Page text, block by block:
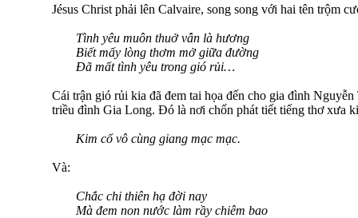
Jésus Christ phải lên Calvaire, song song với hai tên trộm
Tình yêu muôn thuở vẫn là hương
Biết mấy lòng thơm mở giữa đường
Đã mất tình yêu trong gió rủi…
Cái trận gió rủi kia đã đem tai họa đến cho gia đình
triều đình Gia Long. Đó là nơi chốn phát tiết tiếng thơ xưa
Kim cổ vô cùng giang mạc mạc.
Và:
Chắc chi thiên hạ đời nay
Mà đem non nước làm rầy chiêm bao